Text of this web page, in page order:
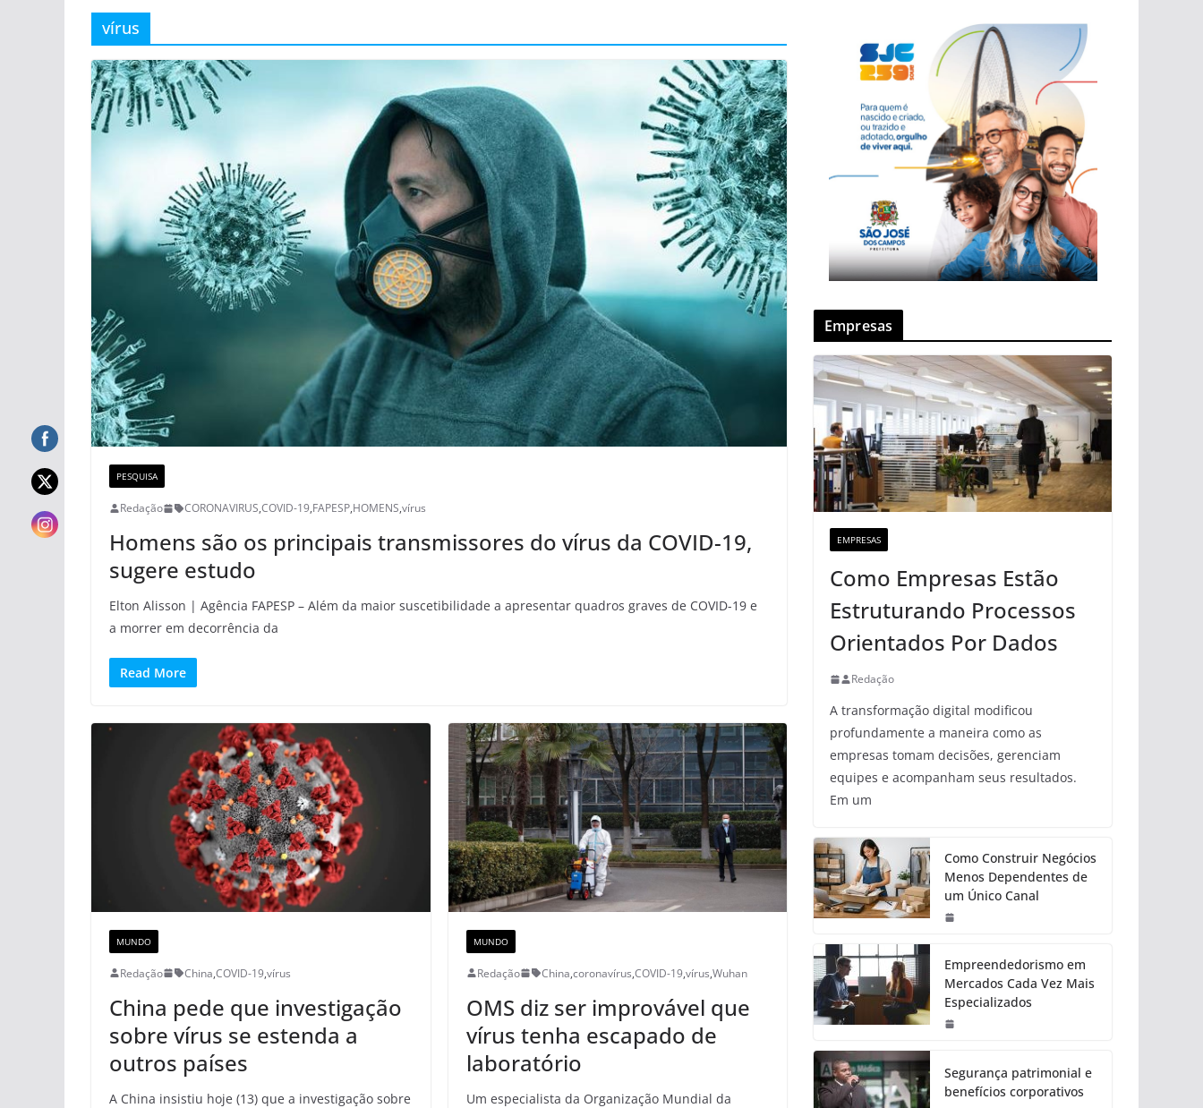
vírus
PESQUISA
Redação CORONAVIRUS,COVID-19,FAPESP,HOMENS,vírus
Homens são os principais transmissores do vírus da COVID-19,
sugere estudo
Elton Alisson | Agência FAPESP – Além da maior suscetibilidade a apresentar quadros graves de COVID-19 e
a morrer em decorrência da
Read More
MUNDO
Redação China,COVID-19,vírus
China pede que investigação
sobre vírus se estenda a
outros países
A China insistiu hoje (13) que a investigação sobre
MUNDO
Redação China,coronavírus,COVID-19,vírus,Wuhan
OMS diz ser improvável que
vírus tenha escapado de
laboratório
Um especialista da Organização Mundial da
Empresas
EMPRESAS
Como Empresas Estão
Estruturando Processos
Orientados Por Dados
Redação
A transformação digital modificou
profundamente a maneira como as
empresas tomam decisões, gerenciam
equipes e acompanham seus resultados.
Em um
Como Construir Negócios
Menos Dependentes de
um Único Canal
Empreendedorismo em
Mercados Cada Vez Mais
Especializados
Segurança patrimonial e
benefícios corporativos